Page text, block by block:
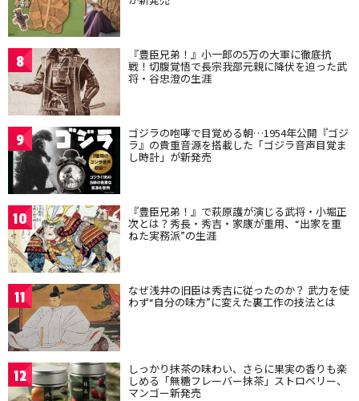
8 『豊臣兄弟！』小一郎の5万の大軍に徹底抗
戦！切腹覚悟で長宗我部元親に降伏を迫った武
将・谷忠澄の生涯
9 ゴジラの咆哮で目覚める朝…1954年公開『ゴジ
ラ』の貴重音源を搭載した「ゴジラ音声目覚ま
し時計」が新発売
10 『豊臣兄弟！』で萩原護が演じる武将・小堀正
次とは？秀長・秀吉・家康が重用、“出家を重
ねた実務派”の生涯
11 なぜ浅井の旧臣は秀吉に従ったのか？ 武力を使
わず“自分の味方”に変えた裏工作の技法とは
12 しっかり抹茶の味わい、さらに果実の香りも楽
しめる「無糖フレーバー抹茶」ストロベリー、
マンゴー新発売